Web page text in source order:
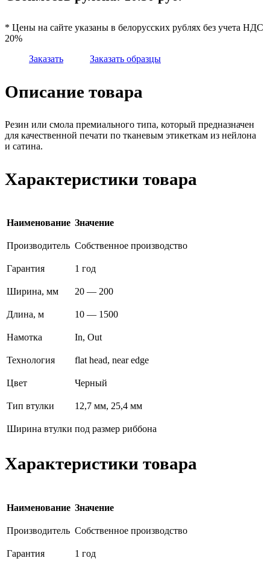
* Цены на сайте указаны в белорусских рублях без учета НДС
20%
Заказать
Заказать образцы
Описание товара
Резин или смола премиального типа, который предназначен
для качественной печати по тканевым этикеткам из нейлона
и сатина.
Характеристики товара
Наименование Значение
Производитель Собственное производство
Гарантия 1 год
Ширина, мм 20 — 200
Длина, м 10 — 1500
Намотка In, Out
Технология flat head, near edge
Цвет Черный
Тип втулки 12,7 мм, 25,4 мм
Ширина втулки под размер риббона
Характеристики товара
Наименование Значение
Производитель Собственное производство
Гарантия 1 год